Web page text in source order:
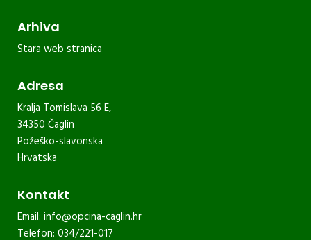
Arhiva
Stara web stranica
Adresa
Kralja Tomislava 56 E,
34350 Čaglin
Požeško-slavonska
Hrvatska
Kontakt
Email: info@opcina-caglin.hr
Telefon: 034/221-017